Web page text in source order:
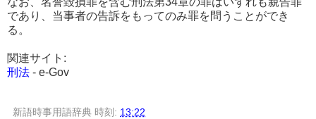
であり、当事者の告訴をもってのみ罪を問うことができ
る。
関連サイト:
刑法 - e-Gov
新語時事用語辞典 時刻: 13:22